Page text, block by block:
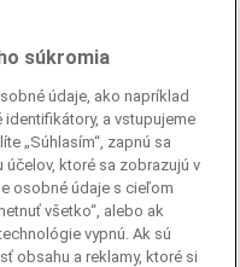
súkromia
údaje, ako napríklad
a vstupujeme
„Súhlasím“, zapnú sa
ktoré sa zobrazujú v
osobné údaje s cieľom
všetko“, alebo ak
vypnú. Ak sú
obsahu a reklamy, ktoré si